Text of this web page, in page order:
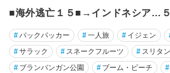
■海外逃亡１５■→インドネシア…
#バックパッカー #一人旅 # イジェン
#サラック # スネークフルーツ # スリタ
# ブランバンガン公園 # ブーム・ビーチ #